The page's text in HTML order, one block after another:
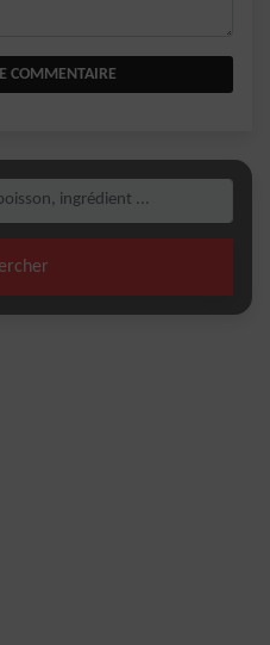
COMMENTAIRE